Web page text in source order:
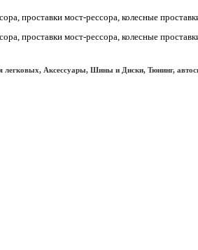
проставки мост-рессора, колесные
проставки мост-рессора, колесные
легковых, Аксессуары, Шины и Диски, Тюнинг,